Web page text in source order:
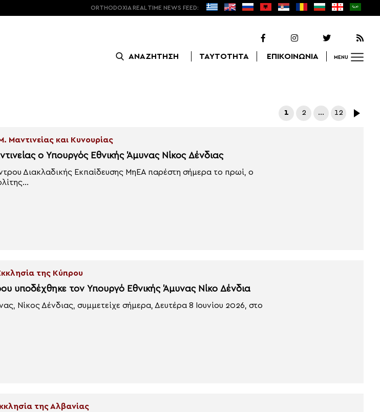
ORTHODOXIA REAL TIME NEWS FEED:
ΑΝΑΖΗΤΗΣΗ ΤΑΥΤΟΤΗΤΑ ΕΠΙΚΟΙΝΩΝΙΑ MENU
1 2 … 12
Μαντινείας και Κυνουρίας
ο Υπουργός Εθνικής Άμυνας Νίκος Δένδιας
Διακλαδικής Εκπαίδευσης ΜηΕΑ παρέστη σήμερα το πρωί, ο
της Κύπρου
υποδέχθηκε τον Υπουργό Εθνικής Άμυνας Νίκο Δένδια
Νίκος Δένδιας, συμμετείχε σήμερα, Δευτέρα 8 Ιουνίου 2026, στο
της Αλβανίας